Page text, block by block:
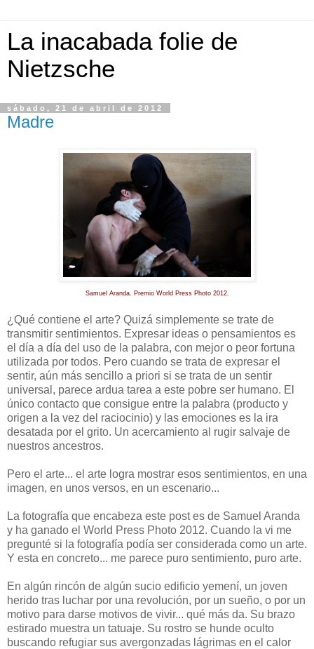
La inacabada folie de
Nietzsche
sábado, 21 de abril de 2012
Madre
Samuel Aranda. Premio World Press Photo 2012.
¿Qué contiene el arte? Quizá simplemente se trate de
transmitir sentimientos. Expresar ideas o pensamientos es
el día a día del uso de la palabra, con mejor o peor fortuna
utilizada por todos. Pero cuando se trata de expresar el
sentir, aún más sencillo a priori si se trata de un sentir
universal, parece ardua tarea a este pobre ser humano. El
único contacto que consigue entre la palabra (producto y
origen a la vez del raciocinio) y las emociones es la ira
desatada por el grito. Un acercamiento al rugir salvaje de
nuestros ancestros.
Pero el arte... el arte logra mostrar esos sentimientos, en una
imagen, en unos versos, en un escenario...
La fotografía que encabeza este post es de Samuel Aranda
y ha ganado el World Press Photo 2012. Cuando la vi me
pregunté si la fotografía podía ser considerada como un arte.
Y esta en concreto... me parece puro sentimiento, puro arte.
En algún rincón de algún sucio edificio yemení, un joven
herido tras luchar por una revolución, por un sueño, o por un
motivo para darse motivos de vivir... qué más da. Su brazo
estirado muestra un tatuaje. Su rostro se hunde oculto
buscando refugiar sus avergonzadas lágrimas en el calor